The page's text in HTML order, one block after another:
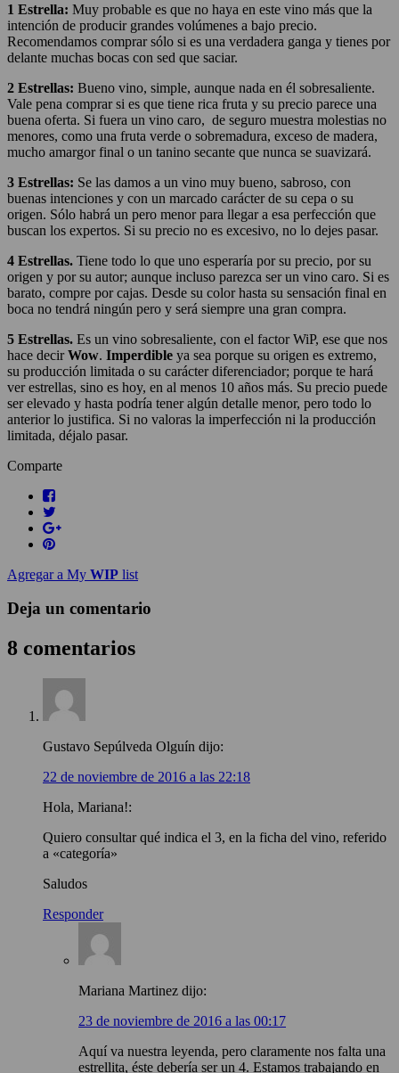
1 Estrella: Muy probable es que no haya en este vino más que la
intención de producir grandes volúmenes a bajo precio.
Recomendamos comprar sólo si es una verdadera ganga y tienes por
delante muchas bocas con sed que saciar.
2 Estrellas: Bueno vino, simple, aunque nada en él sobresaliente.
Vale pena comprar si es que tiene rica fruta y su precio parece una
buena oferta. Si fuera un vino caro, de seguro muestra molestias no
menores, como una fruta verde o sobremadura, exceso de madera,
mucho amargor final o un tanino secante que nunca se suavizará.
3 Estrellas: Se las damos a un vino muy bueno, sabroso, con
buenas intenciones y con un marcado carácter de su cepa o su
origen. Sólo habrá un pero menor para llegar a esa perfección que
buscan los expertos. Si su precio no es excesivo, no lo dejes pasar.
4 Estrellas. Tiene todo lo que uno esperaría por su precio, por su
origen y por su autor; aunque incluso parezca ser un vino caro. Si es
barato, compre por cajas. Desde su color hasta su sensación final en
boca no tendrá ningún pero y será siempre una gran compra.
5 Estrellas. Es un vino sobresaliente, con el factor WiP, ese que nos
hace decirWow. Imperdible ya sea porque su origen es extremo,
su producción limitada o su carácter diferenciador; porque te hará
ver estrellas, sino es hoy, en al menos 10 años más. Su precio puede
ser elevado y hasta podría tener algún detalle menor, pero todo lo
anterior lo justifica. Si no valoras la imperfección ni la producción
limitada, déjalo pasar.
Comparte
Agregar a My WIP list
Deja un comentario
8 comentarios
Gustavo Sepúlveda Olguín dijo:
22 de noviembre de 2016 a las 22:18
Hola, Mariana!:
Quiero consultar qué indica el 3, en la ficha del vino, referido
a «categoría»
Saludos
Responder
Mariana Martinez dijo:
23 de noviembre de 2016 a las 00:17
Aquí va nuestra leyenda, pero claramente nos falta una
estrellita, éste debería ser un 4. Estamos trabajando en